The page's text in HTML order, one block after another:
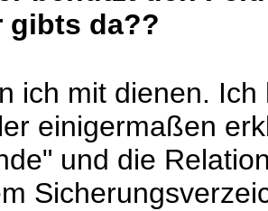
gibts da??
ich mit dienen.
einigermaßen
und die